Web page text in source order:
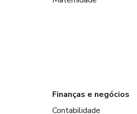
Finanças e negócios
Contabilidade